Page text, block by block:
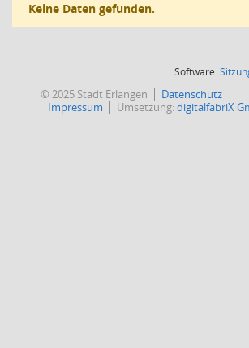
Keine Daten gefunden.
Software:
© 2025 Stadt Erlangen
Datenschutz
Impressum
Umsetzung:digitalfabriX